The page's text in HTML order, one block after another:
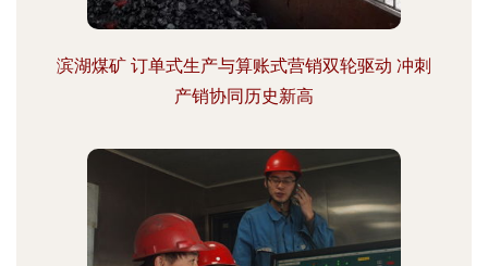
滨湖煤矿 订单式生产与算账式营销双轮驱动 冲刺
产销协同历史新高